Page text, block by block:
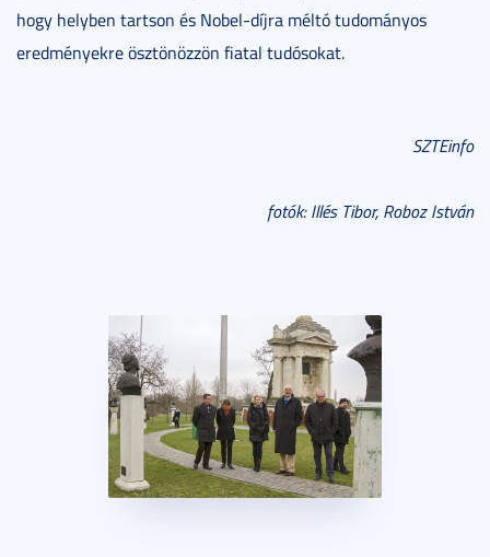
hogy helyben tartson és Nobel-díjra méltó tudományos
eredményekre ösztönözzön fiatal tudósokat.
SZTEinfo
fotók: Illés Tibor, Roboz István